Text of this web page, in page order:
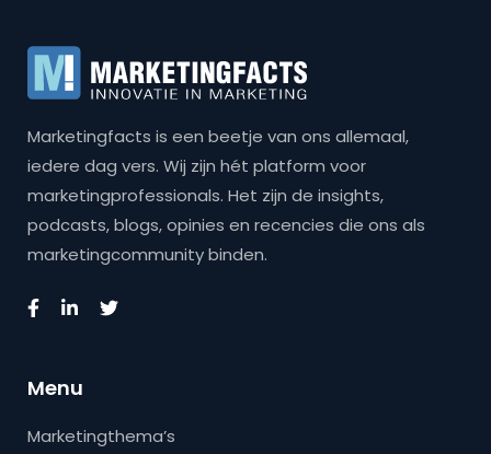
Marketingfacts is een beetje van ons allemaal,
iedere dag vers. Wij zijn hét platform voor
marketingprofessionals. Het zijn de insights,
podcasts, blogs, opinies en recencies die ons als
marketingcommunity binden.
Menu
Marketingthema’s